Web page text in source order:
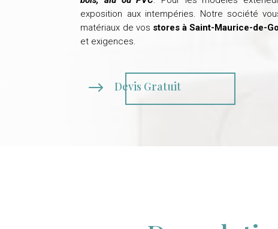
exposition aux intempéries. Notre société
matériaux de vos stores à Saint-Maurice-de-
et exigences.
$ Devis Gratuit